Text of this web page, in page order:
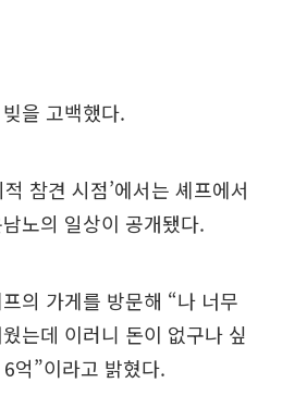
을 고백했다.
참견 시점’에서는 셰프에서
노의 일상이 공개됐다.
의 가게를 방문해 “나 너무
는데 이러니 돈이 없구나 싶
억”이라고 밝혔다.